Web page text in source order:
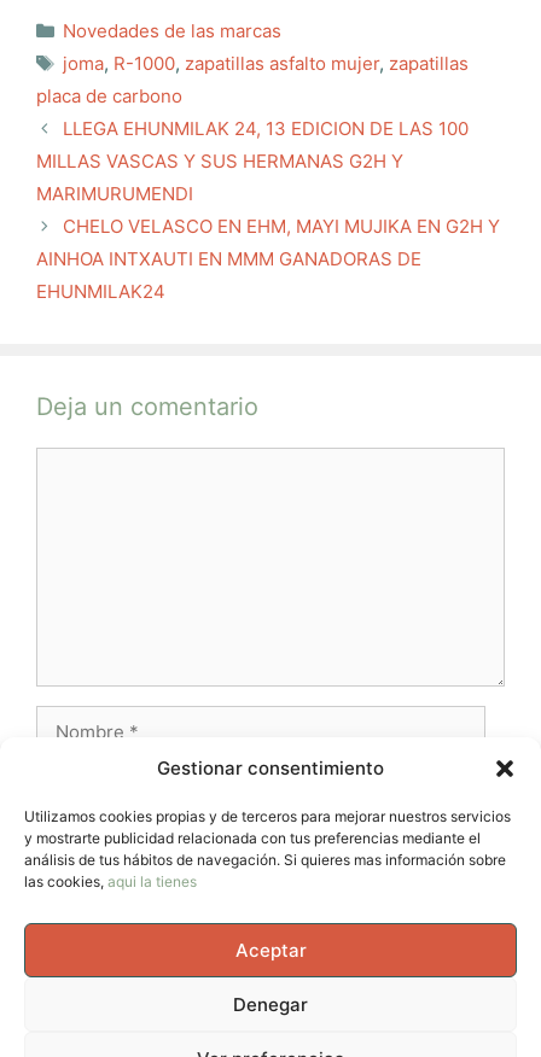
Gestionar consentimiento
Utilizamos cookies propias y de terceros para mejorar nuestros servicios
y mostrarte publicidad relacionada con tus preferencias mediante el
análisis de tus hábitos de navegación. Si quieres mas información sobre
las cookies, aqui la tienes
Aceptar
Denegar
Categorías
Novedades de las marcas
Etiquetas
joma, R-1000, zapatillas asfalto mujer, zapatillas
placa de carbono
LLEGA EHUNMILAK 24, 13 EDICION DE LAS 100
MILLAS VASCAS Y SUS HERMANAS G2H Y
MARIMURUMENDI
CHELO VELASCO EN EHM, MAYI MUJIKA EN G2H Y
AINHOA INTXAUTI EN MMM GANADORAS DE
EHUNMILAK24
Deja un comentario
electrónico
Web
© 2026 AvernoTrail - Movimiento, vida y curiosidad, un